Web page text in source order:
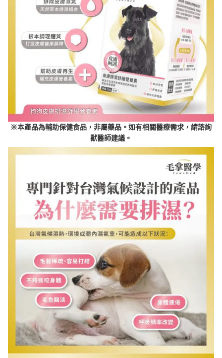
※本產品為輔助保健食品，非屬藥品。如有相關醫療需求，請諮詢
獸醫師建議。